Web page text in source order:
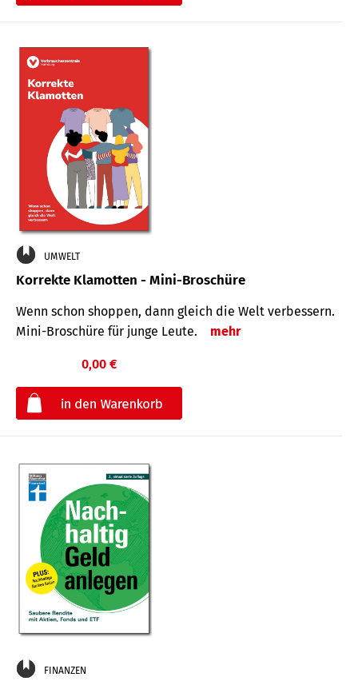
UMWELT
Korrekte Klamotten - Mini-Broschüre
Wenn schon shoppen, dann gleich die Welt verbessern.
Mini-Broschüre für junge Leute.
mehr
0,00 €
FINANZEN